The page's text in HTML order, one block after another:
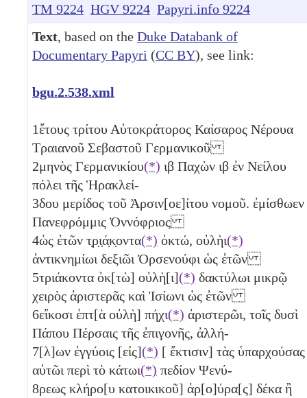
TM 9224 HGV 9224 Papyri.info 9224
Text, based on the Duke Databank of
Documentary Papyri (CC BY), see link:
bgu.2.538.xml
1ἔτους τρίτου Αὐτοκράτορος Καίσαρος Νέρουα
Τραιανοῦ Σεβαστοῦ Γερμανικοῦ
2μηνὸς Γερμανικίου(*) ιβ Παχὼν ιβ ἐν Νείλου
πόλει τῆς Ἡρακλεί-
3δου μερίδος τοῦ Ἀρσιν[οε]ίτου νομοῦ. ἐμίσθωεν
Πανεφρόμμις Ὀννόφριος
4ὡς ἐτῶν τ̣ρ̣ι̣ά̣κ̣οντα(*) ὀκτώ, οὐλὴι(*)
ἀντικνημίωι δεξιῶι Ὀρσενούφι ὡς ἐτῶν
5τριάκοντα ὀκ[τὼ] οὐλὴ[ι](*) δακτύλωι μικρῷ
χειρὸς ἀριστερᾶς καὶ Ἰσίωνι ὡς ἐτῶν
6εἴκοσι ἑπτ[ὰ οὐλὴ] πήχι(*) ἀριστερῶι, τοῖς δυσὶ
Πάπου Πέρσαις τῆς ἐπιγονῆς, ἀλλή-
7[λ]ων ἐγγύοις [εἰς](*) [ ἔκτισιν] τὰς ὑπαρχούσας
αὐτῶι περὶ τὸ κάτωι(*) πεδίον Ψενύ-
8ρεως κλήρο[υ κατοικικοῦ] ἀρ[ο]ύρα[ς] δέκα ἢ